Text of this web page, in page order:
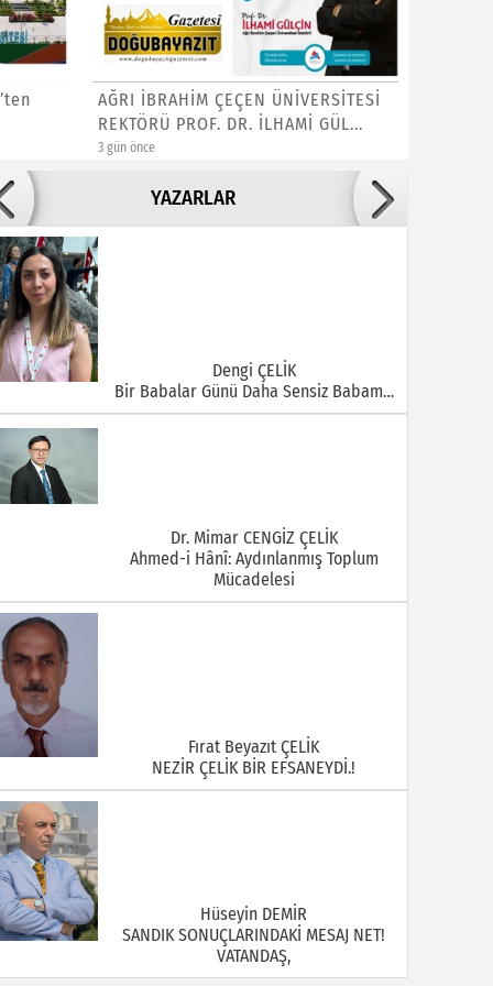
AĞRI İBRAHİM ÇEÇEN ÜNİVERSİTESİ
REKTÖRÜ PROF. DR. İLHAMİ GÜL...
3 gün önce
YAZARLAR
Bu Şehrin Ortasında Çürüyen Bir Yapı Var
Dengi ÇELİK
Bir Babalar Günü Daha Sensiz Babam…
Dr. Mimar CENGİZ ÇELİK
Ahmed-i Hânî: Aydınlanmış Toplum
Mücadelesi
Fırat Beyazıt ÇELİK
NEZİR ÇELİK BİR EFSANEYDİ.!
Hüseyin DEMİR
SANDIK SONUÇLARINDAKİ MESAJ NET!
VATANDAŞ,